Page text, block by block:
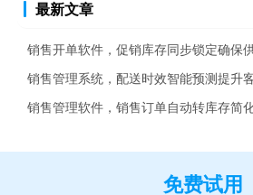
最新文章
销售开单软件，促销库存同步锁定确保
销售管理系统，配送时效智能预测提升
销售管理软件，销售订单自动转库存简
免费试用